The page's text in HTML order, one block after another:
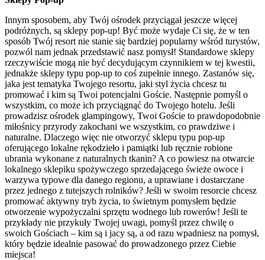
Innym sposobem, aby Twój ośrodek przyciągał jeszcze więcej
podróżnych, są sklepy pop-up! Być może wydaje Ci się, że w ten
sposób Twój resort nie stanie się bardziej popularny wśród turystów,
pozwól nam jednak przedstawić nasz pomysł! Standardowe sklepy
rzeczywiście mogą nie być decydującym czynnikiem w tej kwestii,
jednakże sklepy typu pop-up to coś zupełnie innego. Zastanów się,
jaka jest tematyka Twojego resortu, jaki styl życia chcesz tu
promować i kim są Twoi potencjalni Goście. Następnie pomyśl o
wszystkim, co może ich przyciągnąć do Twojego hotelu. Jeśli
prowadzisz ośrodek glampingowy, Twoi Goście to prawdopodobnie
miłośnicy przyrody zakochani we wszystkim, co prawdziwe i
naturalne. Dlaczego więc nie otworzyć sklepu typu pop-up
oferującego lokalne rękodzieło i pamiątki lub ręcznie robione
ubrania wykonane z naturalnych tkanin? A co powiesz na otwarcie
lokalnego sklepiku spożywczego sprzedającego świeże owoce i
warzywa typowe dla danego regionu, a uprawiane i dostarczane
przez jednego z tutejszych rolników? Jeśli w swoim resorcie chcesz
promować aktywny tryb życia, to świetnym pomysłem będzie
otworzenie wypożyczalni sprzętu wodnego lub rowerów! Jeśli te
przykłady nie przykuły Twojej uwagi, pomyśl przez chwilę o
swoich Gościach – kim są i jacy są, a od razu wpadniesz na pomysł,
który będzie idealnie pasować do prowadzonego przez Ciebie
miejsca!